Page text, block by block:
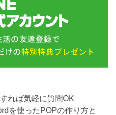
れば気軽に質問OK
を使ったPOPの作り方と